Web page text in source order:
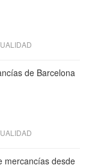
de Barcelona
mercancías desde